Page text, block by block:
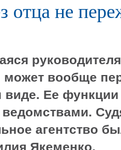
отца не
вообще
виде. Ее
агентство
Якеменко.